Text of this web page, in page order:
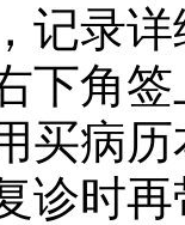
记录
下角
买病
诊时